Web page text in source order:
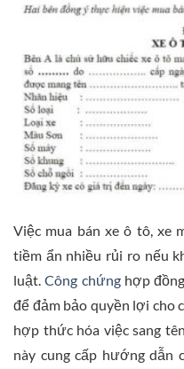
Việc mua bán xe ô tô, xe
tiềm ẩn nhiều rủi ro nếu
luật.Công chứnghợp
để đảm bảo quyền lợi cho
hợp thức hóa việc sang
này cung cấp hướng dẫn